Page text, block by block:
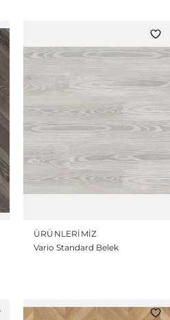
ÜRÜNLERIMIZ
Vario Standard Belek